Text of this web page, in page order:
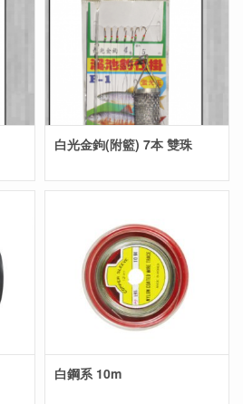
白光金鉤(附籃) 7本 雙珠
白鋼系 10m